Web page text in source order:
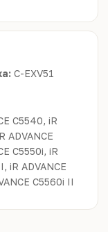
C-EXV51
C5540, iR
ADVANCE
C5550i, iR
iR ADVANCE
C5560i II